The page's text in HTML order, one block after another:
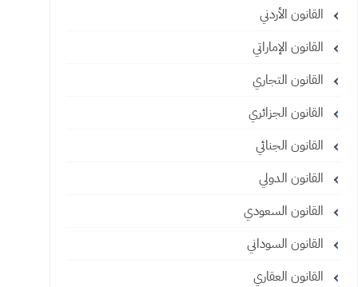
القانون الأردني
القانون الإماراتي
القانون التجاري
القانون الجزائري
القانون الجنائي
القانون الدولي
القانون السعودي
القانون السوداني
القانون العقاري